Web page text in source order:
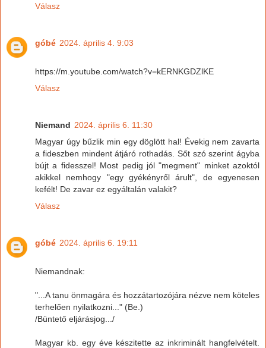
Válasz
góbé 2024. április 4. 9:03
https://m.youtube.com/watch?v=kERNKGDZlKE
Válasz
Niemand 2024. április 6. 11:30
Magyar úgy bűzlik min egy döglött hal! Évekig nem zavarta
a fideszben mindent átjáró rothadás. Sőt szó szerint ágyba
bújt a fidesszel! Most pedig jól "megment" minket azoktól
akikkel nemhogy "egy gyékényről árult", de egyenesen
kefélt! De zavar ez egyáltalán valakit?
Válasz
góbé 2024. április 6. 19:11
Niemandnak:
"...A tanu önmagára és hozzátartozójára nézve nem köteles
terhelően nyilatkozni..." (Be.)
/Büntető eljárásjog.../
Magyar kb. egy éve készitette az inkriminált hangfelvételt.